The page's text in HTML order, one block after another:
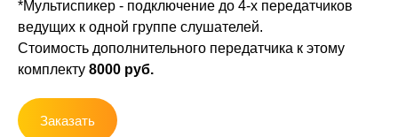
*Мультиспикер - подключение до 4-х передатчиков
ведущих к одной группе слушателей.
Стоимость дополнительного передатчика к этому
комплекту 8000 руб.
Заказать